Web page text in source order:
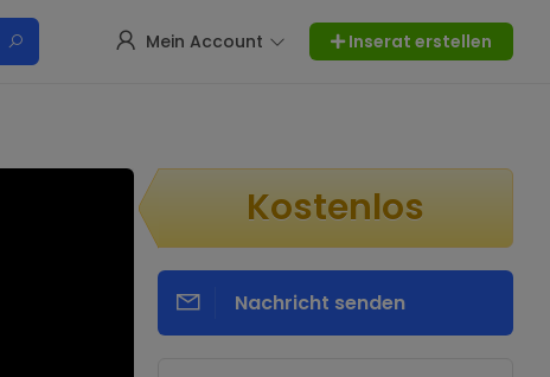
Mein Account Inserat erstellen
Kostenlos
Nachricht senden